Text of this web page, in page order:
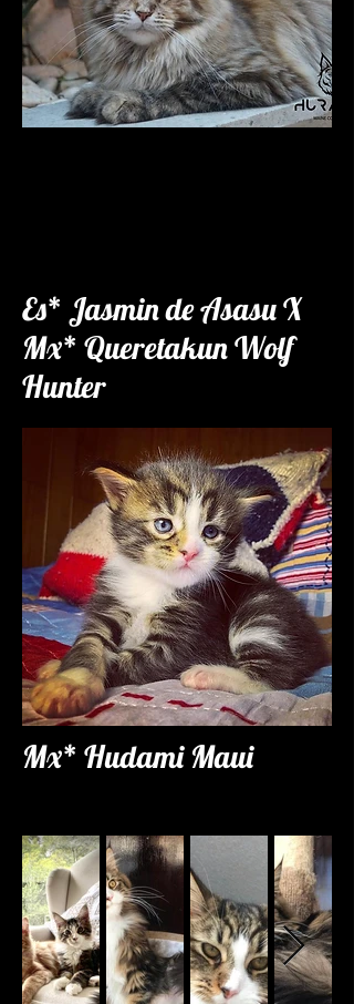
Es* Jasmin de Asasu X
Mx* Queretakun Wolf
Hunter
Mx* Hudami Maui